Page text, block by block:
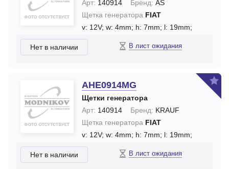
Арт: 140914 Бренд: AS
Щетка генератора FIAT
v: 12V; w: 4mm; h: 7mm; l: 19mm;
Нет в наличии В лист ожидания
AHE0914MG
Щетки генератора
Арт: 140914 Бренд: KRAUF
Щетка генератора FIAT
v: 12V; w: 4mm; h: 7mm; l: 19mm;
Нет в наличии В лист ожидания